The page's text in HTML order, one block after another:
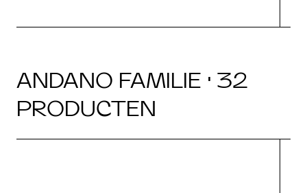
ANDANO FAMILIE · 32
PRODUCTEN